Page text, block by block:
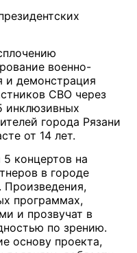
военно-
и демонстрация
СВО через
инклюзивных
города Рязани
от 14 лет.
концертов на
в городе
Произведения,
программах,
и прозвучат в
по зрению.
основу проекта,